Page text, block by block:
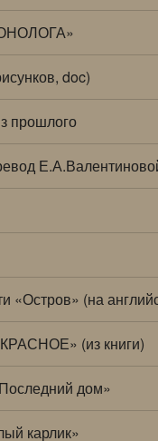
doc)
прошлого
«Остров» (на
(из книги)
дом»
карлик»